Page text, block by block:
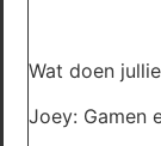
Wat doen
Joey: Gamen